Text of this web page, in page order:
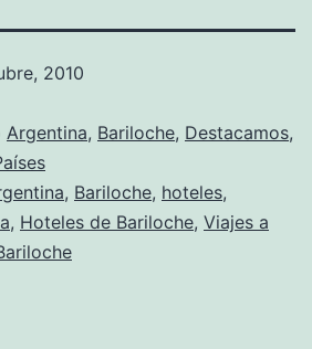
2010
Argentina, Bariloche, Destacamos,
, Bariloche, hoteles,
, Hoteles de Bariloche, Viajes a